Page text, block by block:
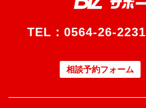
TEL： 0564-26-2231
相談予約フォーム